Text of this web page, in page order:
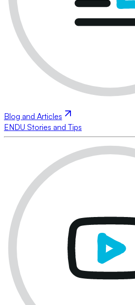
Blog and Articles
ENDU Stories and Tips